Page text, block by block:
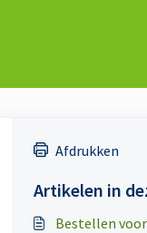
Afdrukken
Artikelen in
Bestellen